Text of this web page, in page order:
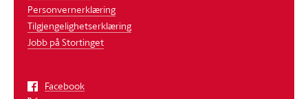
Personvernerklæring
Tilgjengelighetserklæring
Jobb på Stortinget
Facebook